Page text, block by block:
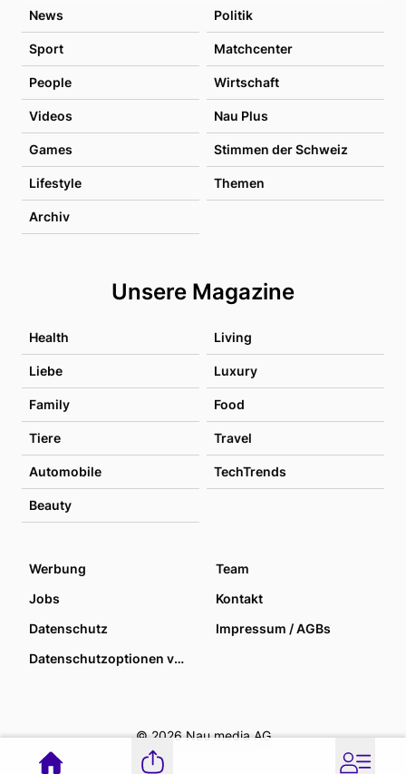
News Politik
Sport Matchcenter
People Wirtschaft
Videos Nau Plus
Games Stimmen der Schweiz
Lifestyle Themen
Archiv
Unsere Magazine
Health Living
Liebe Luxury
Family Food
Tiere Travel
Automobile TechTrends
Beauty
Werbung
Team
Jobs
Kontakt
Datenschutz
Impressum / AGBs
Datenschutzoptionen verwalten
© 2026 Nau media AG